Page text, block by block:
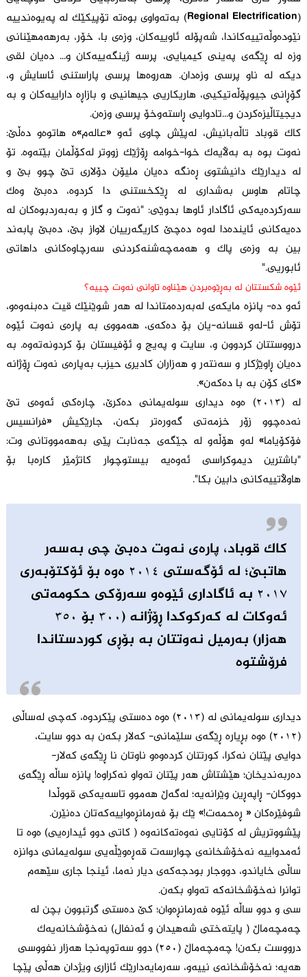
(Regional Electrification) بەتەواوی بوەتە تۆپیکێک لە پەیوەندییە
نێودەوڵەتییەکاندا، شەپۆلە ئاوییەکان، وزەی با، خۆر، بەرهەمهێنانی
وزە لە ڕێگەی پەینی کیمیایی، پرسە ژینگەییەکان و... دەیان لقی
دیکە لە ناو پرسی وزەدان. هەروەها پرسی پاراستنی ئاسایش و،
گۆڕانی جیوپۆڵەتیکیی، هاریکاریی جیهانیی و بازاڕە داراییەکان و بە
دیجیتاڵیزەکردن و...تادوایی ڕاستەوخۆ پرسی وزەن.
کاک قوباد تاڵەبانیش، لەپێش چاوی ئەو «عالەم»ە هاتوەو دەڵێ:
نەوت بوە بە بەڵایەک خوا-خوامە ڕۆژێک زووتر لەکۆڵمان بێتەوە. تۆ
لە دیدارێک دانیشتوی ڕەنگە دەیان ملیۆن دۆلاری تێ چوو بێ و
چاتام هاوس بەشداری لە ڕێکخستنی دا کردوە، دەبێ وەک
سەرکردەیەکی ئاگادار ئاوها بدوێی: "نەوت و گاز و بەبەردبوەکان لە
دەیەکانی ئایندەدا لەوە دەچێ کاریگەرییان لاواز بێ، دەبێ پابەند
بین بە وزەی پاک و هەمەچەشنەکردنی سەرچاوەکانی داهاتی
ئابوریی."
ئێوە شکستتان لە بەڕێوەبردن هێناوە تاوانی نەوت چییە؟
ئەو دە- پانزە مایکەی لەبەردەمتاندا لە هەر شوێنێک قیت دەبنەوەو،
تۆش ئا-لەو قسانە-یان بۆ دەکەی، هەمووی بە پارەی نەوت ئێوە
درووستتان کردوون و، سایت و پەیج و ئۆفیستان بۆ کردونەتەوە. بە
دەیان ڕاوێژکار و سەنتەر و هەزاران کادیری حیزب بەپارەی نەوت ڕۆژانە
«کای کۆن بە با دەکەن».
لە (٢٠١٣) ەوە دیداری سولەیمانی دەکرێ، چارەکی ئەوەی تێ
نەدەچوو زۆر خزمەتی گەورەتر بکەن، جارێکیش «فرانسیس
فۆکۆیاما» لەو هۆڵەو لە جێگەی جەنابت پێی بەهەمووتانی وت:
"باشترین دیموکراسی ئەوەیە بیستوچوار کاتژمێر کارەبا بۆ
هاوڵاتییەکانی دابین بکا".
کاک قوباد، پارەی نەوت دەبێ چی بەسەر
هاتبێ؛ لە ئۆگەستی ٢٠١٤ ەوە بۆ ئۆکتۆبەری
٢٠١٧ بە ئاگاداری ئێوەو سەرۆکی حکومەتی
ئەوکات لە کەرکوکدا ڕۆژانە (٣٠٠ بۆ ٣٥٠
هەزار) بەرمیل نەوتتان بە بۆڕی کوردستاندا
فرۆشتوە
دیداری سولەیمانی لە (٢٠١٣) ەوە دەستی پێکردوە، کەچی لەساڵی
(٢٠١٢) ەوە بڕیارە ڕێگەی سلێمانی- کەلار بکەن بە دوو سایت،
دوایی پێتان نەکرا، کورتتان کردەوەو ناوتان نا ڕێگەی کەلار-
دەربەندیخان؛ هێشتاش هەر پێتان تەواو نەکراوە! پانزە ساڵە ڕێگەی
دووکان- ڕاپەڕین وێرانەیە؛ لەگەڵ هەموو تاسەیەکی قووڵدا
شوفێرەکان « ڕەحمەت!» ێک بۆ فەرمانڕەواییەکەتان دەنێرن.
پێشووتریش لە کۆتایی نەوەتەکانەوە ( کاتی دوو ئیدارەیی) ەوە تا
ئەمدواییە نەخۆشخانەی چوارسەت قەڕەوێڵەیی سولەیمانی دوانزە
ساڵی خایاندو، دووجار بودجەکەی دیار نەما، ئینجا جاری سێهەم
توانرا نەخۆشخانەکە تەواو بکەن.
سی و دوو ساڵە ئێوە فەرمانڕەوان؛ کێ دەستی گرتبوون بچن لە
چەمچەماڵ ( پایتەختی شەهیدان و ئەنفال) نەخۆشخانەیەک
درووست بکەن! چەمچەماڵ (٢٥٠) دوو سەتوپەنجا هەزار نفووسی
هەیە؛ نەخۆشخانەی نییەو، سەرمایەدارێک ئازاری ویژدان هەڵی پێچا